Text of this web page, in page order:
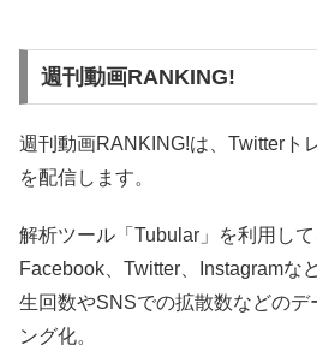
週刊動画RANKING!
週刊動画RANKING!は、Twitterト
を配信します。
解析ツール「Tubular」を利用して
Facebook、Twitter、Instagramな
生回数やSNSでの拡散数などのデ
ング化。